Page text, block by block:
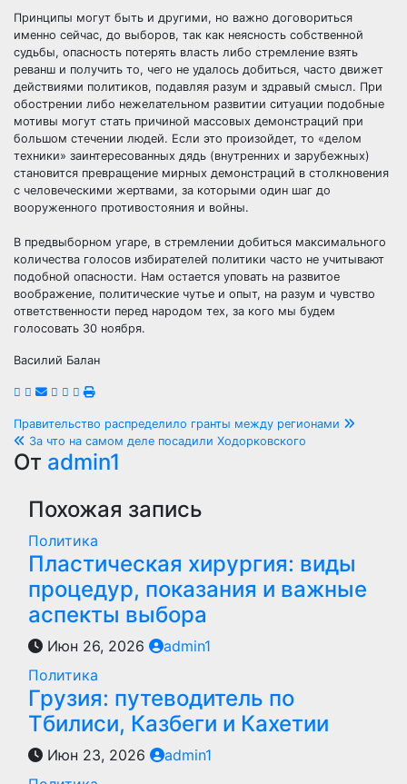
Принципы могут быть и другими, но важно договориться
именно сейчас, до выборов, так как неясность собственной
судьбы, опасность потерять власть либо стремление взять
реванш и получить то, чего не удалось добиться, часто движет
действиями политиков, подавляя разум и здравый смысл. При
обострении либо нежелательном развитии ситуации подобные
мотивы могут стать причиной массовых демонстраций при
большом стечении людей. Если это произойдет, то «делом
техники» заинтересованных дядь (внутренних и зарубежных)
становится превращение мирных демонстраций в столкновения
с человеческими жертвами, за которыми один шаг до
вооруженного противостояния и войны.
В предвыборном угаре, в стремлении добиться максимального
количества голосов избирателей политики часто не учитывают
подобной опасности. Нам остается уповать на развитое
воображение, политические чутье и опыт, на разум и чувство
ответственности перед народом тех, за кого мы будем
голосовать 30 ноября.
Василий Балан
Навигация
по
записям
Правительство распределило гранты между регионами
За что на самом деле посадили Ходорковского
От admin1
Похожая запись
Политика
Пластическая хирургия: виды
процедур, показания и важные
аспекты выбора
Июн 26, 2026
admin1
Политика
Грузия: путеводитель по
Тбилиси, Казбеги и Кахетии
Июн 23, 2026
admin1